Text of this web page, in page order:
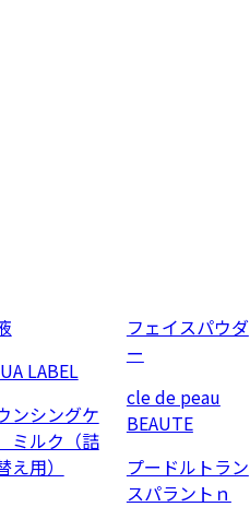
LABEL
ンシングケ
ルク（詰
え用）
フェイスパウダ
ー
cle de peau
BEAUTE
プードルトラン
スパラントｎ